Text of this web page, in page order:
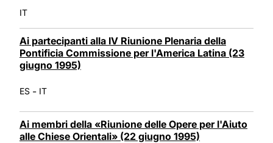
IT
Ai partecipanti alla IV Riunione Plenaria della
Pontificia Commissione per l'America Latina (23
giugno 1995)
ES - IT
Ai membri della «Riunione delle Opere per l'Aiuto
alle Chiese Orientali» (22 giugno 1995)